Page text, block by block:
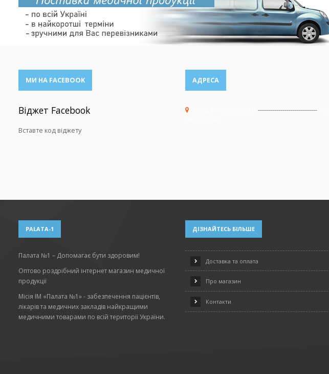
МИ НА FACEBOOK
Віджет Facebook
Вставте код віджету
АДРЕСА
-----------------------------
PALATA-1
Палата №1 – Допомагає бути здоровим!
Оптово роздрібний інтернет магазин медичної
продукції
Місія ІМ «Палата №1» - забезпечення пацієнтів,
лікарів та медичних закладів найкращими
медичними товарами по всій території України.
ДІЗНАЙТЕСЬ БІЛЬШЕ
Доставка та оплата
Про магазин
Контакти